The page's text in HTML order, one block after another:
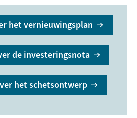
het vernieuwingsplan
de investeringsnota
het schetsontwerp